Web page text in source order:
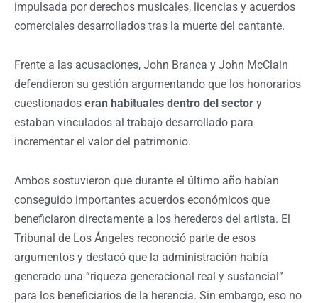
impulsada por derechos musicales, licencias y acuerdos
comerciales desarrollados tras la muerte del cantante.
Frente a las acusaciones, John Branca y John McClain
defendieron su gestión argumentando que los honorarios
cuestionados eran habituales dentro del sector y
estaban vinculados al trabajo desarrollado para
incrementar el valor del patrimonio.
Ambos sostuvieron que durante el último año habían
conseguido importantes acuerdos económicos que
beneficiaron directamente a los herederos del artista. El
Tribunal de Los Ángeles reconoció parte de esos
argumentos y destacó que la administración había
generado una “riqueza generacional real y sustancial”
para los beneficiarios de la herencia. Sin embargo, eso no